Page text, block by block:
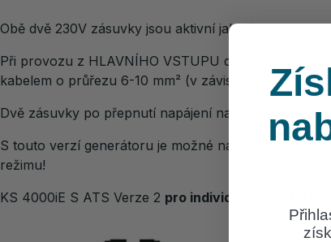
Obě dvě 230V zásuvky jsou aktivní jak při provozu
Při provozu z HLAVNÍHO VSTUPU dodávají dvě
kabelem o průřezu 6-10 mm² (v závislosti na
Dvě zásuvky po přepnutí napájení na generátor
S touto verzí generátoru je možné napájet
režimu!
KS 4000iE S ATS Verze 2 pro individuální